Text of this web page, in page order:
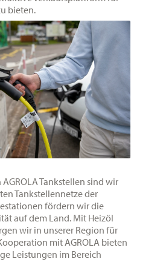
bieten.
Tankstellen sind wir
Tankstellennetze der
fördern wir die
auf dem Land. Mit Heizöl
wir in unserer Region für
mit AGROLA bieten
Leistungen im Bereich